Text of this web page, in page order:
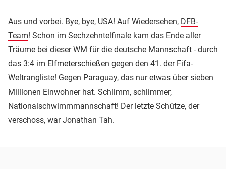
Aus und vorbei. Bye, bye, USA! Auf Wiedersehen, DFB-
Team! Schon im Sechzehntelfinale kam das Ende aller
Träume bei dieser WM für die deutsche Mannschaft - durch
das 3:4 im Elfmeterschießen gegen den 41. der Fifa-
Weltrangliste! Gegen Paraguay, das nur etwas über sieben
Millionen Einwohner hat. Schlimm, schlimmer,
Nationalschwimmmannschaft! Der letzte Schütze, der
verschoss, warJonathan Tah.